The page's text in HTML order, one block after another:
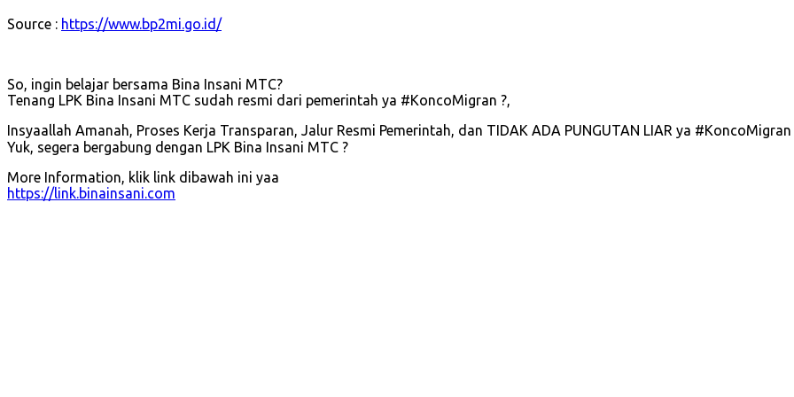
Source : https://www.bp2mi.go.id/
So, ingin belajar bersama Bina Insani MTC?
Tenang LPK Bina Insani MTC sudah resmi dari pemerintah ya #KoncoMigran ?,
Insyaallah Amanah, Proses Kerja Transparan, Jalur Resmi Pemerintah, dan TIDAK ADA PUNGUTAN LIAR ya
Yuk, segera bergabung dengan LPK Bina Insani MTC ?
More Information, klik link dibawah ini yaa
https://link.binainsani.com